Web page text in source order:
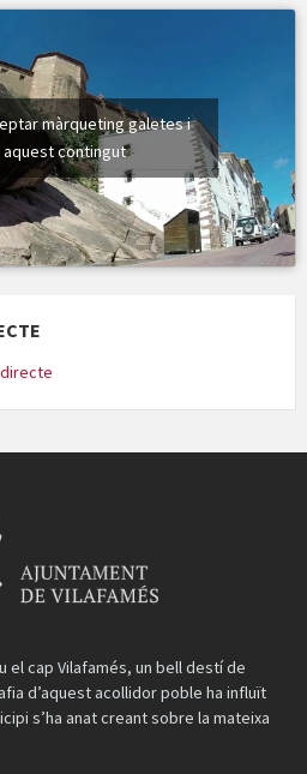
màrqueting galetes i
contingut
cap Vilafamés, un bell destí de
d’aquest acollidor poble ha influït
s’ha anat creant sobre la mateixa